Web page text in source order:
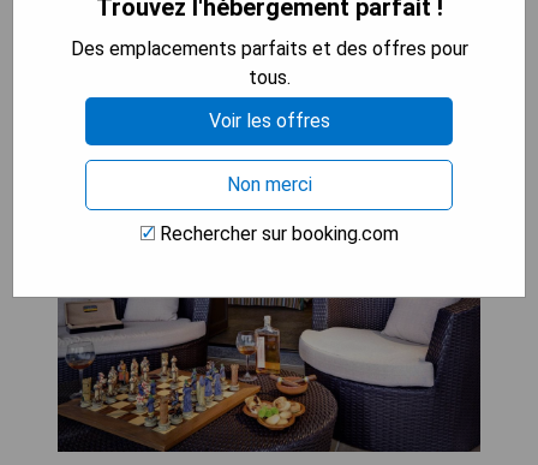
Villa Hotel Valle Del Marta
Resort
Trouvez l'hébergement parfait !
Des emplacements parfaits et des offres pour
tous.
Voir les offres
Non merci
Rechercher sur booking.com